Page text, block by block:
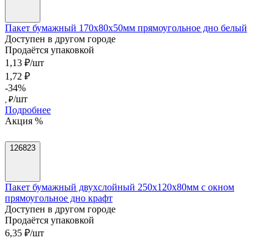
Пакет бумажный 170х80х50мм прямоугольное дно белый
Доступен в другом городе
Продаётся упаковкой
1,13 ₽/шт
1,72 ₽
-34%
, ₽/шт
Подробнее
Акция %
126823
Пакет бумажный двухслойный 250х120х80мм с окном
прямоугольное дно крафт
Доступен в другом городе
Продаётся упаковкой
6,35 ₽/шт